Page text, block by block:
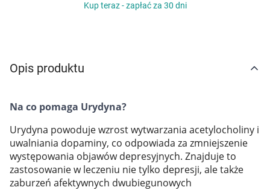
Kup teraz - zapłać za 30 dni
Opis produktu
Na co pomaga Urydyna?
Urydyna powoduje wzrost wytwarzania acetylocholiny i
uwalniania dopaminy, co odpowiada za zmniejszenie
występowania objawów depresyjnych. Znajduje to
zastosowanie w leczeniu nie tylko depresji, ale także
zaburzeń afektywnych dwubiegunowych